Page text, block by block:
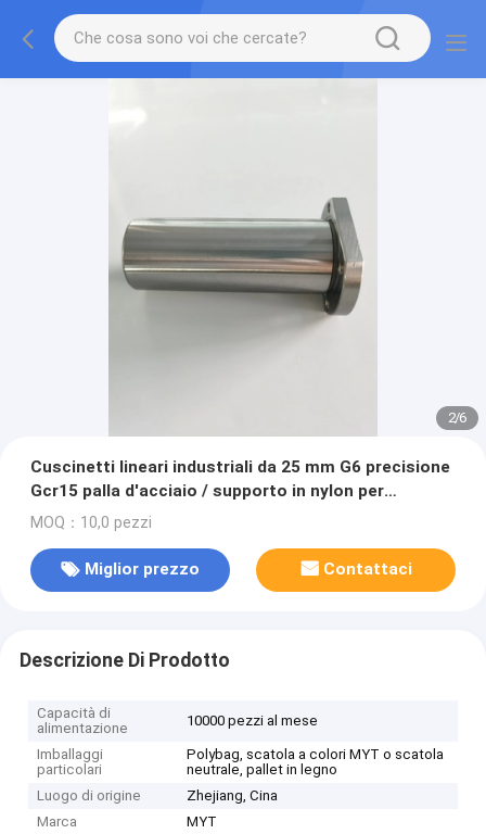
2/6
Cuscinetti lineari industriali da 25 mm G6 precisione
Gcr15 palla d'acciaio / supporto in nylon per
macchine
MOQ：10,0 pezzi
Miglior prezzo Contattaci
Descrizione Di Prodotto
Capacità di
alimentazione
10000 pezzi al mese
Imballaggi
particolari
Polybag, scatola a colori MYT o scatola
neutrale, pallet in legno
Luogo di origine
Zhejiang, Cina
Marca
MYT